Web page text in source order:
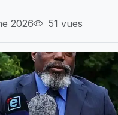
2026 51 vues